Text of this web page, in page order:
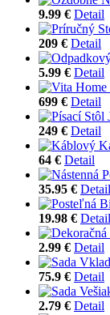
9.99 € Detail
209 € Detail
5.99 € Detail
699 € Detail
249 € Detail
64 € Detail
35.95 € Detail
19.98 € Detail
2.99 € Detail
75.9 € Detail
2.79 € Detail